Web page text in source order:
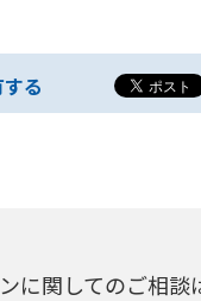
る
に関してのご相談